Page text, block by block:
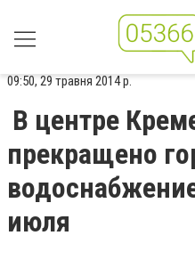
09:50, 29 травня 2014 р.
В центре
прекращено
июля